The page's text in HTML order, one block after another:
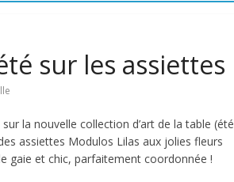
sur les assiettes
la nouvelle collection d’art de la table (été
assiettes Modulos Lilas aux jolies fleurs
gaie et chic, parfaitement coordonnée !